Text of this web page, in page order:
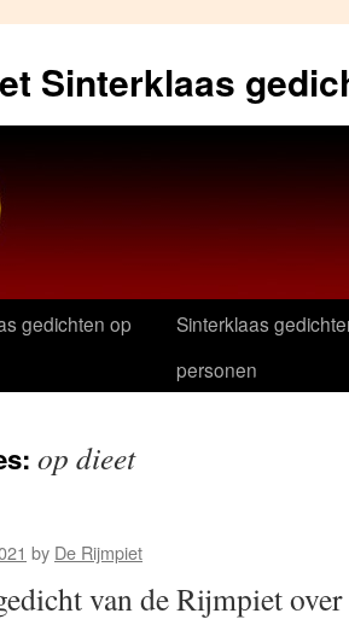
Sinterklaas
gedichten op
Sinterklaas
personen
op dieet
by De Rijmpiet
van de Rijmpiet